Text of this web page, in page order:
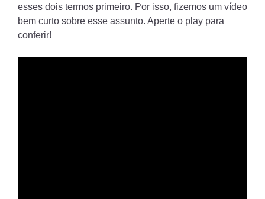
esses dois termos primeiro. Por isso, fizemos um vídeo
bem curto sobre esse assunto. Aperte o play para
conferir!